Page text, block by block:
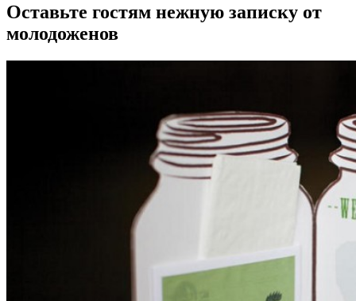
Оставьте гостям нежную записку от
молодоженов